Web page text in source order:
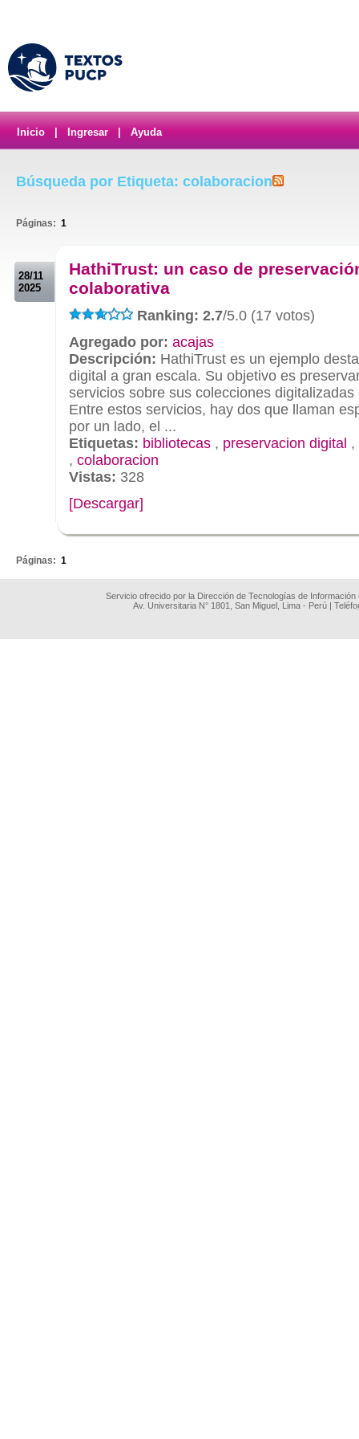
Inicio Ingresar Ayuda
Búsqueda por Etiqueta: colaboracion
Páginas: 1
28/11
2025
HathiTrust: un caso de
colaborativa
Ranking: 2.7/5.0 (17 votos)
Agregado por: acajas
Descripción: HathiTrust es un ejemplo
digital a gran escala. Su objetivo es
servicios sobre sus colecciones
Entre estos servicios, hay dos que llaman
por un lado, el ...
Etiquetas: bibliotecas , preservacion digital ,
, colaboracion
Vistas: 328
[Descargar]
Páginas: 1
Servicio ofrecido por la Dirección de Tecnologías de
Av. Universitaria N° 1801, San Miguel, Lima - Perú |